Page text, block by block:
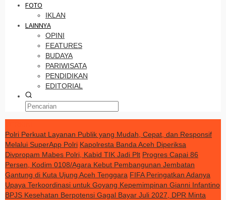
FOTO
IKLAN
LAINNYA
OPINI
FEATURES
BUDAYA
PARIWISATA
PENDIDIKAN
EDITORIAL
Polri Perkuat Layanan Publik yang Mudah, Cepat, dan Responsif
Melalui SuperApp Polri Kapolresta Banda Aceh Diperiksa
Divpropam Mabes Polri, Kabid TIK Jadi Plt Progres Capai 86
Persen, Kodim 0108/Agara Kebut Pembangunan Jembatan
Gantung di Kuta Ujung Aceh Tenggara FIFA Peringatkan Adanya
Upaya Terkoordinasi untuk Goyang Kepemimpinan Gianni Infantino
BPJS Kesehatan Berpotensi Gagal Bayar Juli 2027, DPR Minta